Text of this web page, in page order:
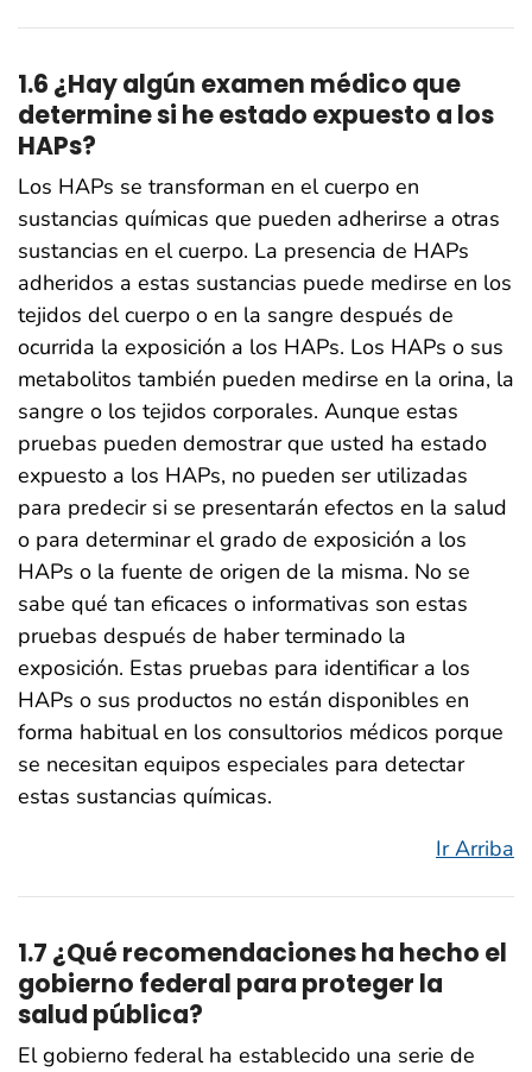
1.6 ¿Hay algún examen médico que
determine si he estado expuesto a los
HAPs?
Los HAPs se transforman en el cuerpo en
sustancias químicas que pueden adherirse a otras
sustancias en el cuerpo. La presencia de HAPs
adheridos a estas sustancias puede medirse en los
tejidos del cuerpo o en la sangre después de
ocurrida la exposición a los HAPs. Los HAPs o sus
metabolitos también pueden medirse en la orina, la
sangre o los tejidos corporales. Aunque estas
pruebas pueden demostrar que usted ha estado
expuesto a los HAPs, no pueden ser utilizadas
para predecir si se presentarán efectos en la salud
o para determinar el grado de exposición a los
HAPs o la fuente de origen de la misma. No se
sabe qué tan eficaces o informativas son estas
pruebas después de haber terminado la
exposición. Estas pruebas para identificar a los
HAPs o sus productos no están disponibles en
forma habitual en los consultorios médicos porque
se necesitan equipos especiales para detectar
estas sustancias químicas.
Ir Arriba
1.7 ¿Qué recomendaciones ha hecho el
gobierno federal para proteger la
salud pública?
El gobierno federal ha establecido una serie de